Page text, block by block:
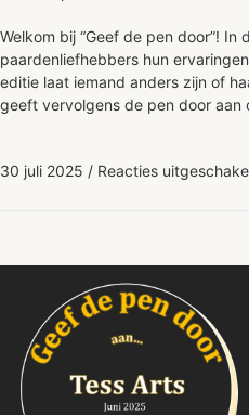
Welkom bij “Geef de pen door”! In
paardenliefhebbers hun
editie laat iemand anders zijn of
geeft vervolgens de pen door aan
30 juli 2025 / Reacties